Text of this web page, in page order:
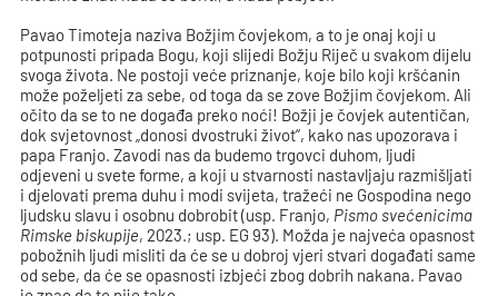
Pavao Timoteja naziva Božjim čovjekom, a to je onaj koji u
potpunosti pripada Bogu, koji slijedi Božju Riječ u svakom dijelu
svoga života. Ne postoji veće priznanje, koje bilo koji kršćanin
može poželjeti za sebe, od toga da se zove Božjim čovjekom. Ali
očito da se to ne događa preko noći! Božji je čovjek autentičan,
dok svjetovnost „donosi dvostruki život“, kako nas upozorava i
papa Franjo. Zavodi nas da budemo trgovci duhom, ljudi
odjeveni u svete forme, a koji u stvarnosti nastavljaju razmišljati
i djelovati prema duhu i modi svijeta, tražeći ne Gospodina nego
ljudsku slavu i osobnu dobrobit (usp. Franjo, Pismo svećenicima
Rimske biskupije, 2023.; usp. EG 93). Možda je najveća opasnost
pobožnih ljudi misliti da će se u dobroj vjeri stvari događati same
od sebe, da će se opasnosti izbjeći zbog dobrih nakana. Pavao